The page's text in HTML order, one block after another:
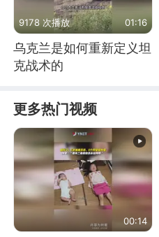
9178 次播放 01:16
乌克兰是如何重新定义坦
克战术的
更多热门视频
00:14